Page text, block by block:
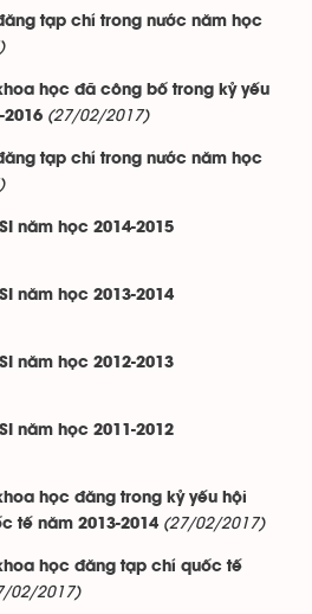
tạp chí trong nước năm học
học đã công bố trong kỷ yếu
2016 (27/02/2017)
tạp chí trong nước năm học
năm học 2014-2015
năm học 2013-2014
năm học 2012-2013
năm học 2011-2012
học đăng trong kỷ yếu hội
tế năm 2013-2014 (27/02/2017)
học đăng tạp chí quốc tế
02/2017)